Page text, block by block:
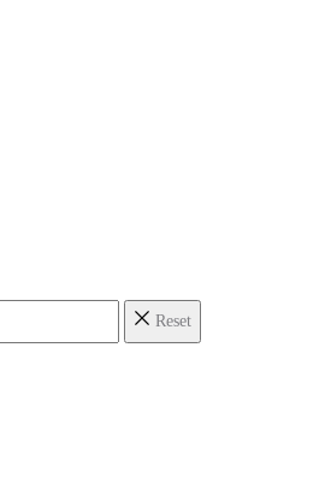
Reset